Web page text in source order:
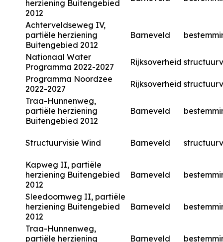
herziening Buitengebied
2012
Achterveldseweg IV,
partiële herziening
Buitengebied 2012
Barneveld
Nationaal Water
Programma 2022-2027
Rijksoverheid
Programma Noordzee
2022-2027
Rijksoverheid
Traa-Hunnenweg,
partiële herziening
Buitengebied 2012
Barneveld
Structuurvisie Wind Barneveld
Kapweg II, partiële
herziening Buitengebied
2012
Barneveld
Sleedoornweg II, partiële
herziening Buitengebied
2012
Barneveld
Traa-Hunnenweg,
partiële herziening
Barneveld